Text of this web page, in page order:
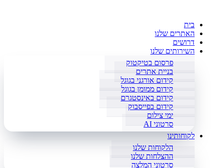
בית
האתרים שלנו
דרושים
השירותים שלנו
פרסום בטיקטוק
בניית אתרים
קידום אורגני בגוגל
קידום ממומן בגוגל
קידום באינסטגרם
קידום בפייסבוק
ימי צילום
סרטוני AI
לקוחותינו
הלקוחות שלנו
ההצלחות שלנו
סרטוני המלצה